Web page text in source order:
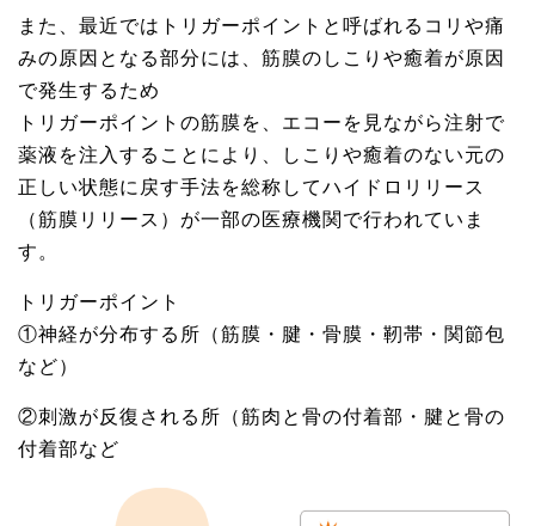
また、最近ではトリガーポイントと呼ばれるコリや痛
みの原因となる部分には、筋膜のしこりや癒着が原因
で発生するため
トリガーポイントの筋膜を、エコーを見ながら注射で
薬液を注入することにより、しこりや癒着のない元の
正しい状態に戻す手法を総称してハイドロリリース
（筋膜リリース）が一部の医療機関で行われていま
す。
トリガーポイント
①神経が分布する所（筋膜・腱・骨膜・靭帯・関節包
など）
②刺激が反復される所（筋肉と骨の付着部・腱と骨の
付着部など